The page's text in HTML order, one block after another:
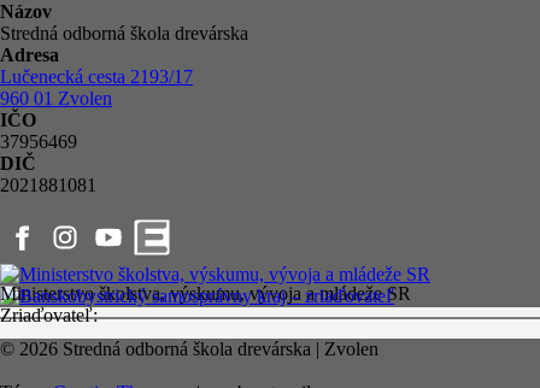
Názov
Stredná odborná škola drevárska
Adresa
Lučenecká cesta 2193/17
960 01 Zvolen
IČO
37956469
DIČ
2021881081
Ministerstvo školstva, výskumu, vývoja a mládeže SR
Zriaďovateľ:
© 2026 Stredná odborná škola drevárska | Zvolen